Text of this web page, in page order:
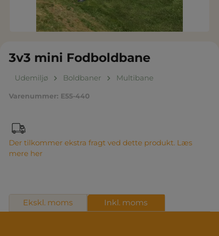
3v3 mini Fodboldbane
Udemiljø Boldbaner Multibane
Varenummer: E55-440
Der tilkommer ekstra fragt ved dette produkt. Læs
mere her
Ekskl. moms Inkl. moms